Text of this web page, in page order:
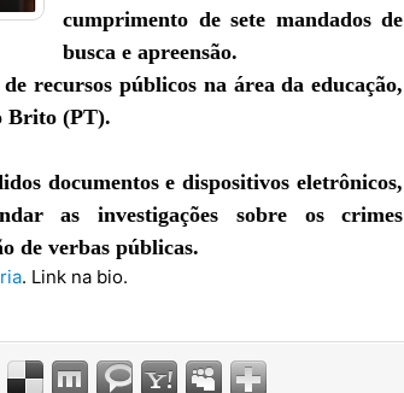
cumprimento de sete mandados de
busca e apreensão.
recursos públicos na área da educação,
Brito (PT).
documentos e dispositivos eletrônicos,
as investigações sobre os crimes
de verbas públicas.
. Link na bio.